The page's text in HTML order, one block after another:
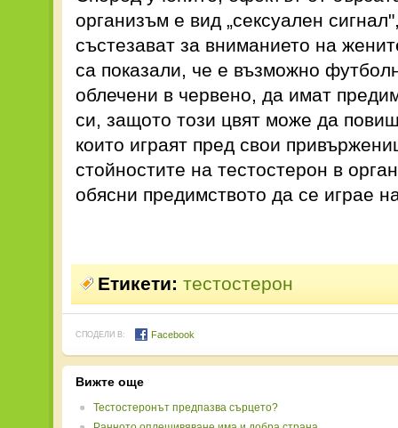
организъм е вид „сексуален
състезават за вниманието на
са показали, че е възможно
облечени в червено, да имат
си, защото този цвят може да
които играят пред свои
стойностите на тестостерон в
обясни предимството да се играе
Етикети: тестостерон
СПОДЕЛИ В: Facebook
Вижте още
Тестостеронът предпазва сърцето?